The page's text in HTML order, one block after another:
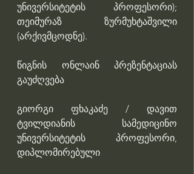
უნივერსიტეტის პროფესორი);
თეიმურაზ ზურმუხტაშვილი
(არქივმცოდნე).
წიგნის ონლაინ პრეზენტაციას
გაუძღვება
გიორგი ფხაკაძე / დავით
ტვილდიანის სამედიცინო
უნივერსიტეტის პროფესორი,
დიპლომირებული